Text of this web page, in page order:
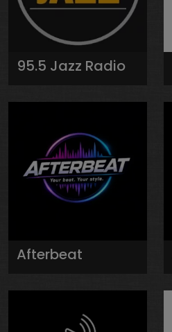
95.5 Jazz Radio
Afterbeat